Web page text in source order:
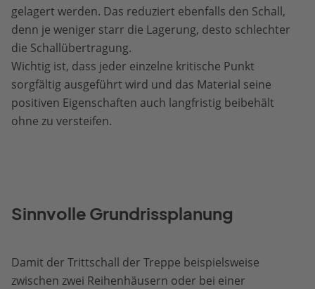
gelagert werden. Das reduziert ebenfalls den Schall,
denn je weniger starr die Lagerung, desto schlechter
die Schallübertragung.
Wichtig ist, dass jeder einzelne kritische Punkt
sorgfältig ausgeführt wird und das Material seine
positiven Eigenschaften auch langfristig beibehält
ohne zu versteifen.
Sinnvolle Grundrissplanung
Damit der Trittschall der Treppe beispielsweise
zwischen zwei Reihenhäusern oder bei einer